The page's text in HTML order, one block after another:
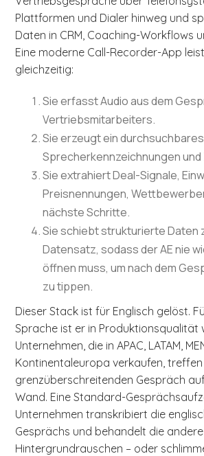
Plattformen und Dialer hinweg und
Daten in CRM, Coaching-Workflows
Eine moderne Call-Recorder-App
gleichzeitig:
Sie erfasst Audio aus dem
Vertriebsmitarbeiters.
Sie erzeugt ein durchsuchbares
Sprecherkennzeichnungen
Sie extrahiert Deal-Signale,
Preisnennungen,
nächste Schritte.
Sie schiebt strukturierte Daten
Datensatz, sodass der AE nie
öffnen muss, um nach dem
zu tippen.
Dieser Stack ist für Englisch gelöst.
Sprache ist er in Produktionsqualität
Unternehmen, die in APAC, LATAM,
Kontinentaleuropa verkaufen,
grenzüberschreitenden Gespräch
Wand. Eine Standard-
Unternehmen transkribiert die
Gesprächs und behandelt die
Hintergrundrauschen – oder